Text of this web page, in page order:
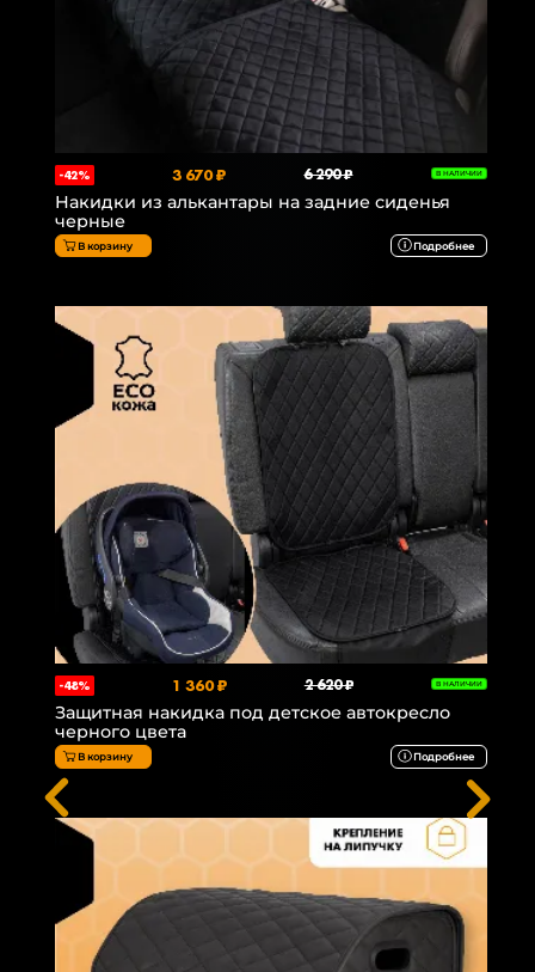
-42% 3 670 ₽ 6 290 ₽ В НАЛИЧИИ
Накидки из алькантары на задние сиденья
черные
В корзину Подробнее
-48% 1 360 ₽ 2 620 ₽ В НАЛИЧИИ
Защитная накидка под детское автокресло
черного цвета
В корзину Подробнее